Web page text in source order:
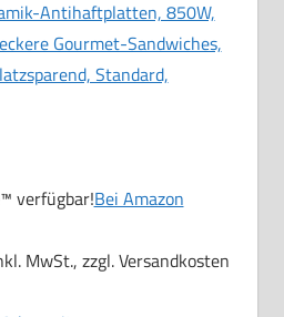
Antihaftplatten, 850W,
Gourmet-Sandwiches,
Standard,
Bei Amazon
MwSt., zzgl. Versandkosten